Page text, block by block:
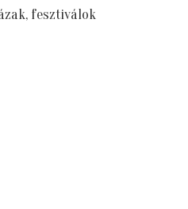
fesztiválok